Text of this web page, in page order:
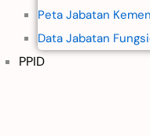
Peta Jabatan
Data Jabatan
PPID